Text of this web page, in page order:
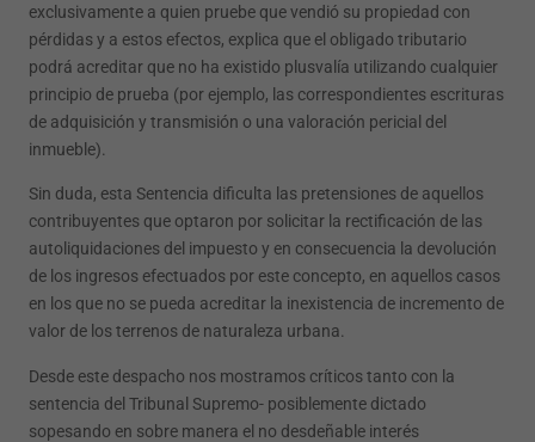
exclusivamente a quien pruebe que vendió su propiedad con
pérdidas y a estos efectos, explica que el obligado tributario
podrá acreditar que no ha existido plusvalía utilizando cualquier
principio de prueba (por ejemplo, las correspondientes escrituras
de adquisición y transmisión o una valoración pericial del
inmueble).
Sin duda, esta Sentencia dificulta las pretensiones de aquellos
contribuyentes que optaron por solicitar la rectificación de las
autoliquidaciones del impuesto y en consecuencia la devolución
de los ingresos efectuados por este concepto, en aquellos casos
en los que no se pueda acreditar la inexistencia de incremento de
valor de los terrenos de naturaleza urbana.
Desde este despacho nos mostramos críticos tanto con la
sentencia del Tribunal Supremo- posiblemente dictado
sopesando en sobre manera el no desdeñable interés